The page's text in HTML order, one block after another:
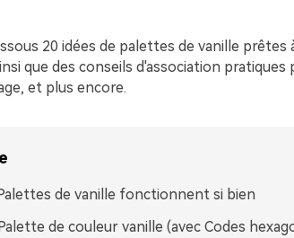
20 idées de palettes de vanille prêtes
que des conseils d'association pratiques
et plus encore.
de vanille fonctionnent si bien
de couleur vanille (avec Codes